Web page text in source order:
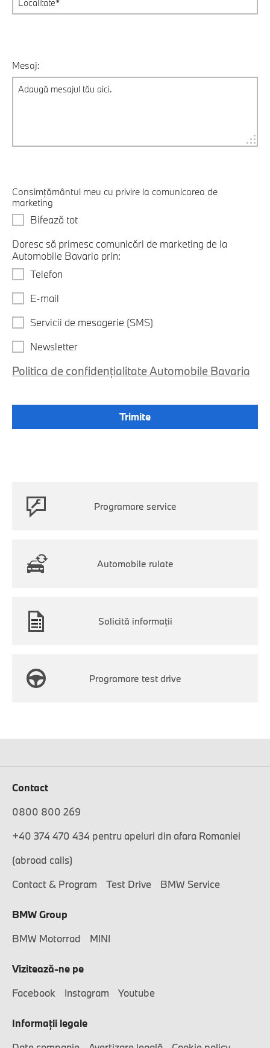
Mesaj:
Consimțământul meu cu privire la comunicarea de
marketing
Bifează tot
Doresc să primesc comunicări de marketing de la
Automobile Bavaria prin:
Telefon
E-mail
Servicii de mesagerie (SMS)
Newsletter
Politica de confidențialitate Automobile Bavaria
Programare service
Automobile rulate
Solicită informaţii
Programare test drive
Contact
0800 800 269
+40 374 470 434 pentru apeluri din afara Romaniei
(abroad calls)
Contact & Program
Test Drive BMW Service
BMW Group
BMW Motorrad
MINI
Vizitează-ne pe
Facebook
Instagram Youtube
Informaţii legale